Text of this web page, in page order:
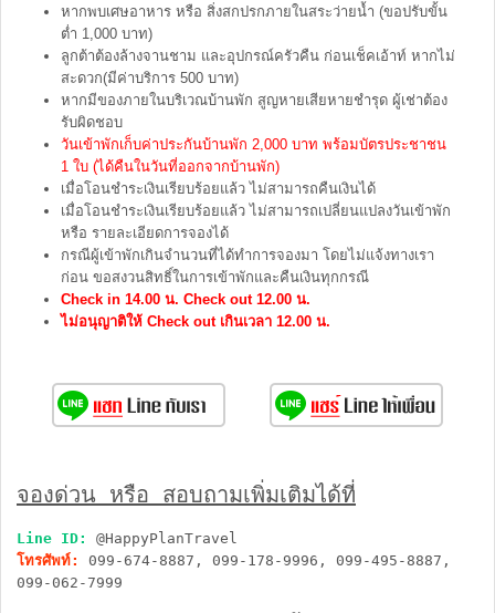
หากพบเศษอาหาร หรือ สิ่งสกปรกภายในสระว่ายน้ำ (ขอปรับขั้น
ต่ำ 1,000 บาท)
ลูกต้าต้องล้างจานชาม และอุปกรณ์ครัวคืน ก่อนเช็คเอ้าท์ หากไม่
สะดวก(มีค่าบริการ 500 บาท)
หากมีของภายในบริเวณบ้านพัก สูญหายเสียหายชำรุด ผู้เช่าต้อง
รับผิดชอบ
วันเข้าพักเก็บค่าประกันบ้านพัก 2,000 บาท พร้อมบัตรประชาชน
1 ใบ (ได้คืนในวันที่ออกจากบ้านพัก)
เมื่อโอนชำระเงินเรียบร้อยแล้ว ไม่สามารถคืนเงินได้
เมื่อโอนชำระเงินเรียบร้อยแล้ว ไม่สามารถเปลี่ยนแปลงวันเข้าพัก
หรือ รายละเอียดการจองได้
กรณีผู้เข้าพักเกินจำนวนที่ได้ทำการจองมา โดยไม่แจ้งทางเรา
ก่อน ขอสงวนสิทธิ์ในการเข้าพักและคืนเงินทุกกรณี
Check in 14.00 น. Check out 12.00 น.
ไม่อนุญาติให้ Check out เกินเวลา 12.00 น.
จองด่วน หรือ สอบถามเพิ่มเติมได้ที่
Line ID:
@HappyPlanTravel
โทรศัพท์:
099-674-8887, 099-178-9996, 099-495-8887,
099-062-7999